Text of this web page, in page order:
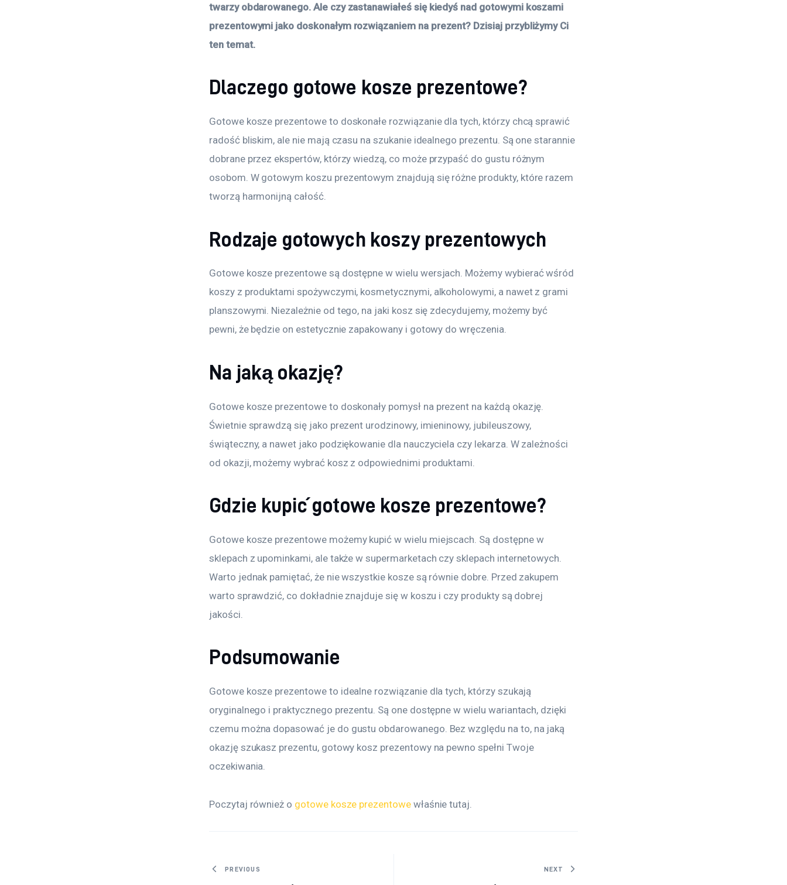
twarzy obdarowanego. Ale czy zastanawiałeś się kiedyś nad gotowymi koszami
prezentowymi jako doskonałym rozwiązaniem na prezent? Dzisiaj przybliżymy Ci
ten temat.
Dlaczego gotowe kosze prezentowe?
Gotowe kosze prezentowe to doskonałe rozwiązanie dla tych, którzy chcą sprawić
radość bliskim, ale nie mają czasu na szukanie idealnego prezentu. Są one starannie
dobrane przez ekspertów, którzy wiedzą, co może przypaść do gustu różnym
osobom. W gotowym koszu prezentowym znajdują się różne produkty, które razem
tworzą harmonijną całość.
Rodzaje gotowych koszy prezentowych
Gotowe kosze prezentowe są dostępne w wielu wersjach. Możemy wybierać wśród
koszy z produktami spożywczymi, kosmetycznymi, alkoholowymi, a nawet z grami
planszowymi. Niezależnie od tego, na jaki kosz się zdecydujemy, możemy być
pewni, że będzie on estetycznie zapakowany i gotowy do wręczenia.
Na jaką okazję?
Gotowe kosze prezentowe to doskonały pomysł na prezent na każdą okazję.
Świetnie sprawdzą się jako prezent urodzinowy, imieninowy, jubileuszowy,
świąteczny, a nawet jako podziękowanie dla nauczyciela czy lekarza. W zależności
od okazji, możemy wybrać kosz z odpowiednimi produktami.
Gdzie kupić gotowe kosze prezentowe?
Gotowe kosze prezentowe możemy kupić w wielu miejscach. Są dostępne w
sklepach z upominkami, ale także w supermarketach czy sklepach internetowych.
Warto jednak pamiętać, że nie wszystkie kosze są równie dobre. Przed zakupem
warto sprawdzić, co dokładnie znajduje się w koszu i czy produkty są dobrej
jakości.
Podsumowanie
Gotowe kosze prezentowe to idealne rozwiązanie dla tych, którzy szukają
oryginalnego i praktycznego prezentu. Są one dostępne w wielu wariantach, dzięki
czemu można dopasować je do gustu obdarowanego. Bez względu na to, na jaką
okazję szukasz prezentu, gotowy kosz prezentowy na pewno spełni Twoje
oczekiwania.
Poczytaj również o gotowe kosze prezentowe właśnie tutaj.
Nawigacja wpisu
PREVIOUS NEXT